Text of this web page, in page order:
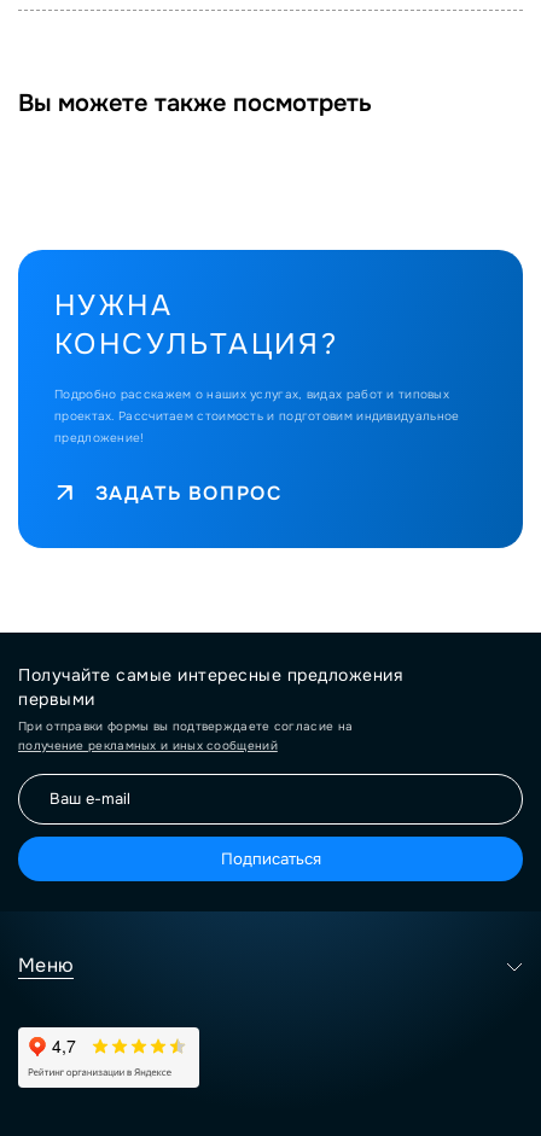
Вы можете также посмотреть
НУЖНА
КОНСУЛЬТАЦИЯ?
Подробно расскажем о наших услугах, видах работ и типовых
проектах. Рассчитаем стоимость и подготовим индивидуальное
предложение!
ЗАДАТЬ ВОПРОС
Получайте самые интересные предложения
первыми
При отправки формы вы подтверждаете согласие на
получение рекламных и иных сообщений
Подписаться
Меню